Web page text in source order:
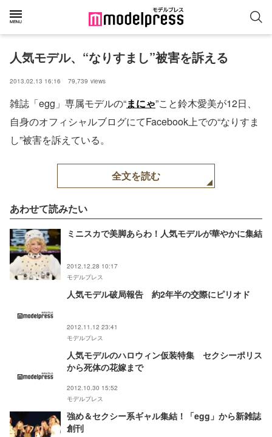
人気モデル、“なりすまし”被害を訴える
2013.02.13 16:16 79,739 views
雑誌「egg」専属モデルの“まにゃ”こと鈴木愛美が12日、
自身のオフィシャルブログにてFacebook上での“なりすま
し”被害を訴えている。
全文を読む
あわせて読みたい
ミニスカで美脚あらわ！人気モデルが華やかに集結
2012.12.28 10:17
モデルプレス
人気モデル破局報告 約2年半の交際にピリオド
2012.11.12 23:41
モデルプレス
人気モデルのハロウィン仮装特集 セクシーポリス
から死体の花嫁まで
2012.10.30 15:52
モデルプレス
強め＆セクシー系ギャル集結！「egg」から新雑誌
創刊